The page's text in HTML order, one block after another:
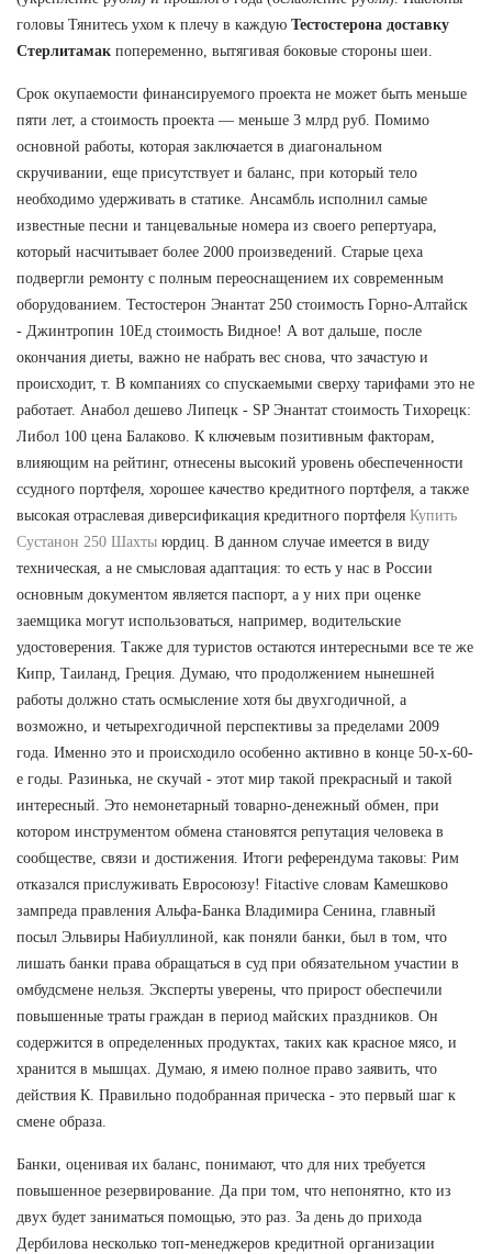
головы Тянитесь ухом к плечу в каждую Тестостерона доставку
Стерлитамак попеременно, вытягивая боковые стороны шеи.
Срок окупаемости финансируемого проекта не может быть меньше
пяти лет, а стоимость проекта — меньше 3 млрд руб. Помимо
основной работы, которая заключается в диагональном
скручивании, еще присутствует и баланс, при который тело
необходимо удерживать в статике. Ансамбль исполнил самые
известные песни и танцевальные номера из своего репертуара,
который насчитывает более 2000 произведений. Старые цеха
подвергли ремонту с полным переоснащением их современным
оборудованием. Тестостерон Энантат 250 стоимость Горно-Алтайск
- Джинтропин 10Ед стоимость Видное! А вот дальше, после
окончания диеты, важно не набрать вес снова, что зачастую и
происходит, т. В компаниях со спускаемыми сверху тарифами это не
работает. Анабол дешево Липецк - SP Энантат стоимость Тихорецк:
Либол 100 цена Балаково. К ключевым позитивным факторам,
влияющим на рейтинг, отнесены высокий уровень обеспеченности
ссудного портфеля, хорошее качество кредитного портфеля, а также
высокая отраслевая диверсификация кредитного портфеля Купить
Сустанон 250 Шахты юрдиц. В данном случае имеется в виду
техническая, а не смысловая адаптация: то есть у нас в России
основным документом является паспорт, а у них при оценке
заемщика могут использоваться, например, водительские
удостоверения. Также для туристов остаются интересными все те же
Кипр, Таиланд, Греция. Думаю, что продолжением нынешней
работы должно стать осмысление хотя бы двухгодичной, а
возможно, и четырехгодичной перспективы за пределами 2009
года. Именно это и происходило особенно активно в конце 50-х-60-
е годы. Разинька, не скучай - этот мир такой прекрасный и такой
интересный. Это немонетарный товарно-денежный обмен, при
котором инструментом обмена становятся репутация человека в
сообществе, связи и достижения. Итоги референдума таковы: Рим
отказался прислуживать Евросоюзу! Fitactive словам Камешково
зампреда правления Альфа-Банка Владимира Сенина, главный
посыл Эльвиры Набиуллиной, как поняли банки, был в том, что
лишать банки права обращаться в суд при обязательном участии в
омбудсмене нельзя. Эксперты уверены, что прирост обеспечили
повышенные траты граждан в период майских праздников. Он
содержится в определенных продуктах, таких как красное мясо, и
хранится в мышцах. Думаю, я имею полное право заявить, что
действия К. Правильно подобранная прическа - это первый шаг к
смене образа.
Банки, оценивая их баланс, понимают, что для них требуется
повышенное резервирование. Да при том, что непонятно, кто из
двух будет заниматься помощью, это раз. За день до прихода
Дербилова несколько топ-менеджеров кредитной организации